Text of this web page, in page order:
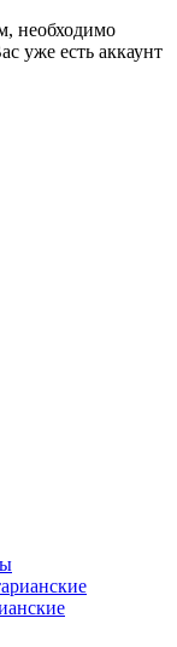
необходимо
уже есть аккаунт